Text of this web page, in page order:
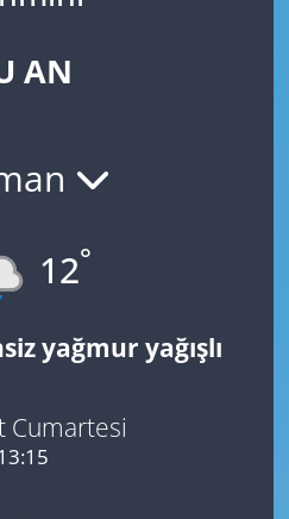
AN
12°
yağmur yağışlı
Cumartesi